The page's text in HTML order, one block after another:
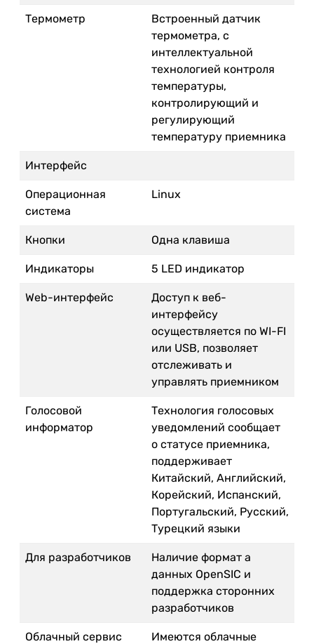
Термометр
Встроенный датчик
термометра, с
интеллектуальной
технологией контроля
температуры,
контролирующий и
регулирующий
температуру приемника
Интерфейс
Операционная
система
Linux
Кнопки Одна клавиша
Индикаторы 5 LED индикатор
Web-интерфейс
Доступ к веб-
интерфейсу
осуществляется по WI-FI
или USB, позволяет
отслеживать и
управлять приемником
Голосовой
информатор
Технология голосовых
уведомлений сообщает
о статусе приемника,
поддерживает
Китайский, Английский,
Корейский, Испанский,
Португальский, Русский,
Турецкий языки
Для разработчиков
Наличие формат а
данных OpenSIC и
поддержка сторонних
разработчиков
Облачный сервис
Имеются облачные